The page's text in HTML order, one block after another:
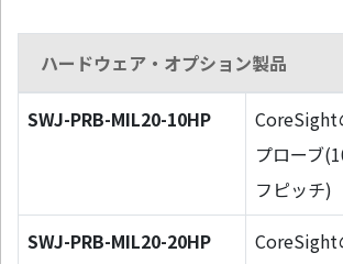
ハードウェア・オプション製品
SWJ-PRB-MIL20-10HP
CoreSight
プローブ
フピッチ)
SWJ-PRB-MIL20-20HP
CoreSight